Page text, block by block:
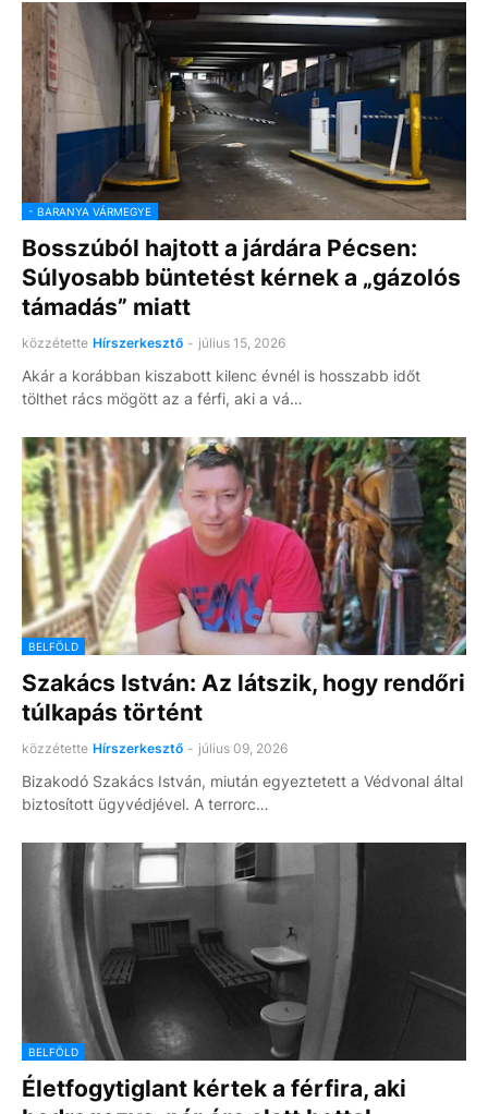
- BARANYA VÁRMEGYE
Bosszúból hajtott a járdára Pécsen:
Súlyosabb büntetést kérnek a „gázolós
támadás” miatt
közzétette Hírszerkesztő - július 15, 2026
Akár a korábban kiszabott kilenc évnél is hosszabb időt
tölthet rács mögött az a férfi, aki a vá…
BELFÖLD
Szakács István: Az látszik, hogy rendőri
túlkapás történt
közzétette Hírszerkesztő - július 09, 2026
Bizakodó Szakács István, miután egyeztetett a Védvonal által
biztosított ügyvédjével. A terrorc…
BELFÖLD
Életfogytiglant kértek a férfira, aki